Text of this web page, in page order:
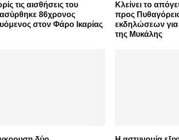
τις αισθήσεις του
86χρονος
στον Φάρο Ικαρίας
Κλείνει το
προς
εκδηλώσεων
της Μυκάλης